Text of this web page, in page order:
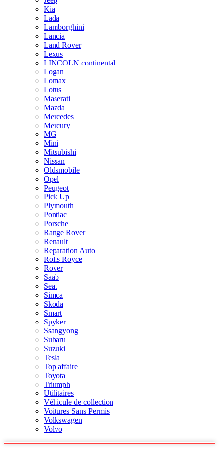
Kia
Lada
Lamborghini
Lancia
Land Rover
Lexus
LINCOLN continental
Logan
Lomax
Lotus
Maserati
Mazda
Mercedes
Mercury
MG
Mini
Mitsubishi
Nissan
Oldsmobile
Opel
Peugeot
Pick Up
Plymouth
Pontiac
Porsche
Range Rover
Renault
Reparation Auto
Rolls Royce
Rover
Saab
Seat
Simca
Skoda
Smart
Spyker
Ssangyong
Subaru
Suzuki
Tesla
Top affaire
Toyota
Triumph
Utilitaires
Véhicule de collection
Voitures Sans Permis
Volkswagen
Volvo